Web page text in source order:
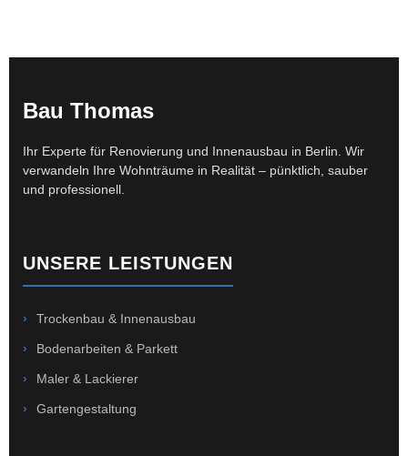
Bau Thomas
Ihr Experte für Renovierung und Innenausbau in Berlin. Wir
verwandeln Ihre Wohnträume in Realität – pünktlich, sauber
und professionell.
UNSERE LEISTUNGEN
› Trockenbau & Innenausbau
› Bodenarbeiten & Parkett
› Maler & Lackierer
› Gartengestaltung